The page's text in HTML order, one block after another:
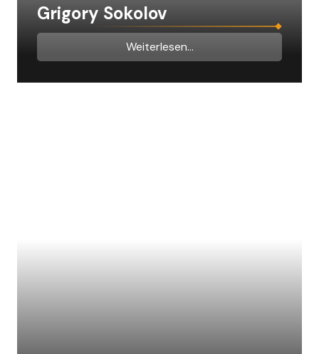
Grigory Sokolov
Weiterlesen...